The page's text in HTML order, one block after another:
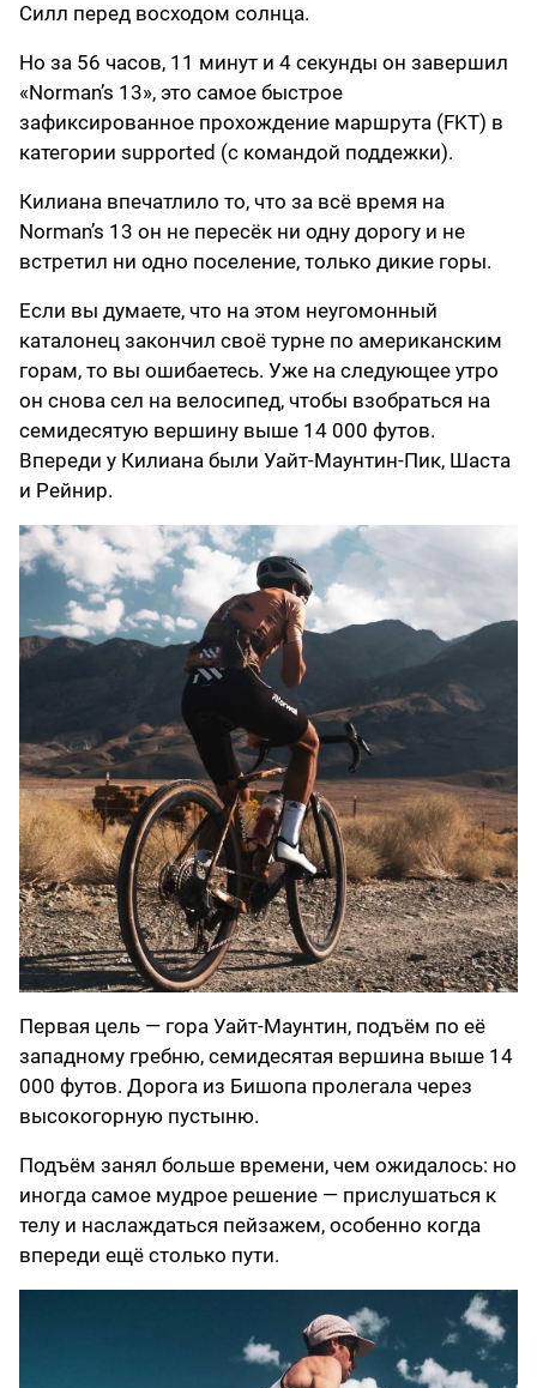
Силл перед восходом солнца.
Но за 56 часов, 11 минут и 4 секунды он завершил
«Norman’s 13», это самое быстрое
зафиксированное прохождение маршрута (FKT) в
категории supported (с командой поддежки).
Килиана впечатлило то, что за всё время на
Norman’s 13 он не пересёк ни одну дорогу и не
встретил ни одно поселение, только дикие горы.
Если вы думаете, что на этом неугомонный
каталонец закончил своё турне по американским
горам, то вы ошибаетесь. Уже на следующее утро
он снова сел на велосипед, чтобы взобраться на
семидесятую вершину выше 14 000 футов.
Впереди у Килиана были Уайт-Маунтин-Пик, Шаста
и Рейнир.
Первая цель — гора Уайт-Маунтин, подъём по её
западному гребню, семидесятая вершина выше 14
000 футов. Дорога из Бишопа пролегала через
высокогорную пустыню.
Подъём занял больше времени, чем ожидалось: но
иногда самое мудрое решение — прислушаться к
телу и наслаждаться пейзажем, особенно когда
впереди ещё столько пути.